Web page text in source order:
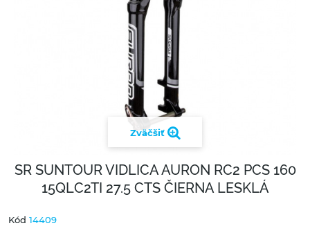
Zväčšiť
SR SUNTOUR VIDLICA AURON RC2 PCS 160
15QLC2TI 27.5 CTS ČIERNA LESKLÁ
Kód 14409